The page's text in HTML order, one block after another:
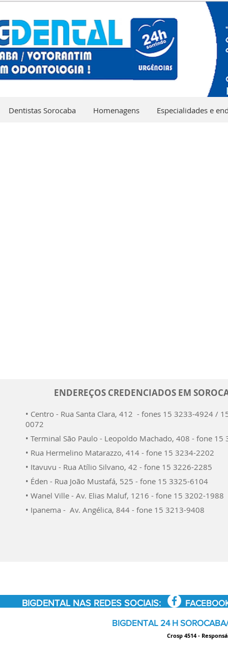
Dentistas Sorocaba Homenagens Especialidades e
ENDEREÇOS CREDENCIADOS EM
• Centro - Rua Santa Clara, 412 - fones 15 3233-4924 /
0072
• Terminal São Paulo - Leopoldo Machado, 408 - fone 15
• Rua Hermelino Matarazzo, 414 - fone 15 3234-2202
• Itavuvu - Rua Atílio Silvano, 42 - fone 15 3226-2285
• Éden - Rua João Mustafá, 525 - fone 15 3325-6104
• Wanel Ville - Av. Elias Maluf, 1216 - fone 15 3202-1988
• Ipanema - Av. Angélica, 844 - fone 15 3213-9408
BIGDENTAL NAS REDES SOCIAIS:
BIGDENTAL 24 H
Crosp 4514 -